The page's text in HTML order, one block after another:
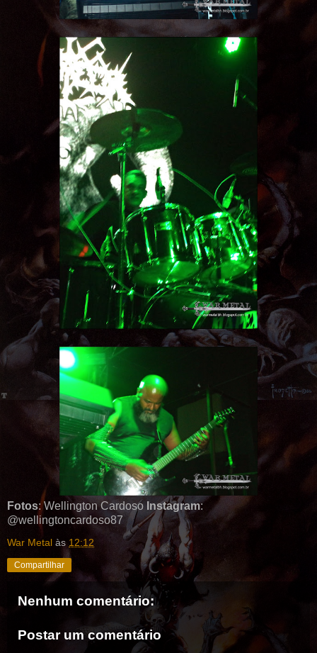
Fotos: Wellington Cardoso Instagram:
@wellingtoncardoso87
War Metal às 12:12
Compartilhar
Nenhum comentário:
Postar um comentário